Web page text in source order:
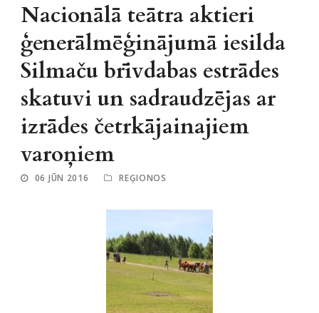
Nacionālā teātra aktieri
ģenerālmēģinājumā iesilda
Silmaču brīvdabas estrādes
skatuvi un sadraudzējas ar
izrādes četrkājainajiem
varoņiem
06 JŪN 2016 REĢIONOS